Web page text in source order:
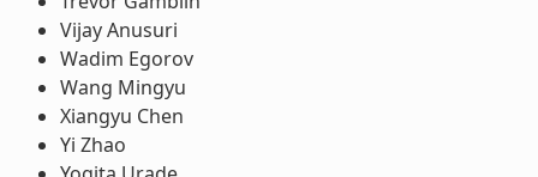
Vijay Anusuri
Wadim Egorov
Wang Mingyu
Xiangyu Chen
Yi Zhao